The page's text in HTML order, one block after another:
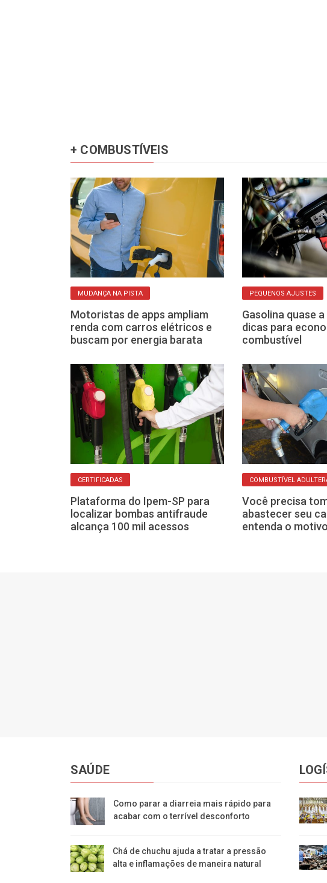
+ COMBUSTÍVEIS
MUDANÇA NA PISTA
Motoristas de apps ampliam
renda com carros elétricos e
buscam por energia barata
PEQUENOS AJUSTES
Gasolina quase a
dicas para
combustível
CERTIFICADAS
Plataforma do Ipem-SP para
localizar bombas antifraude
alcança 100 mil acessos
COMBUSTÍVEL
Você precisa
abastecer seu
entenda o
SAÚDE
Como parar a diarreia mais rápido para
acabar com o terrível desconforto
Chá de chuchu ajuda a tratar a pressão
alta e inflamações de maneira natural